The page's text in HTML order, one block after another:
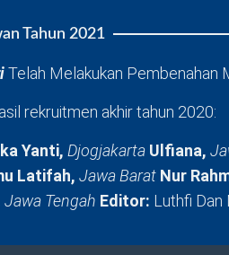
Tahun 2021
Telah Melakukan Pembenahan
rekruitmen akhir tahun 2020:
Yanti, Djogjakarta Ulfiana,
Latifah, Jawa Barat Nur
Jawa Tengah Editor: Luthfi Dan